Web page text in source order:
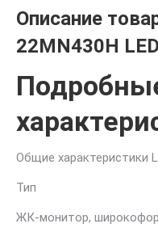
Описание
22MN430H
Общие характеристики
Тип
ЖК-монитор,